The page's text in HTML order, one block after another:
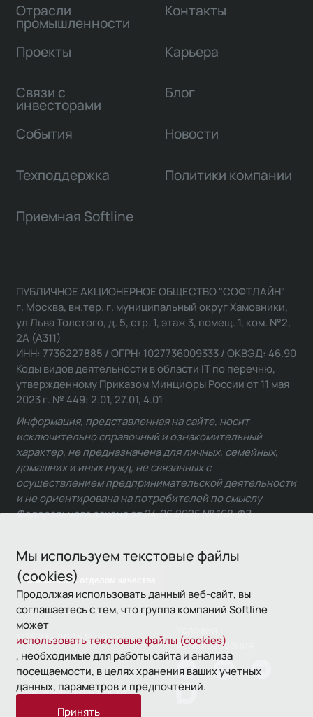
Мы используем текстовые файлы
(cookies)
Продолжая использовать данный веб-сайт, вы
соглашаетесь с тем, что группа компаний Softline
может
использовать текстовые файлы (cookies)
, необходимые для работы сайта и анализа
посещаемости, в целях хранения ваших учетных
данных, параметров и предпочтений.
Принять
Отрасли
промышленности
Проекты
Связи с
инвесторами
Контакты
Карьера
Блог
События Новости
Техподдержка Политики компании
Приемная Softline
Связаться с отделом качества
ПУБЛИЧНОЕ АКЦИОНЕРНОЕ ОБЩЕСТВО "СОФТЛАЙН"
г. Москва, вн.тер. г. муниципальный округ Хамовники,
ул Льва Толстого, д. 5, стр. 1, этаж 3, помещ. 1, ком. №2,
2А (А311)
ИНН: 7736227885 / ОГРН: 1027736009333 / ОКВЭД: 46.90
Коды видов деятельности в области IT по перечню,
утвержденному Приказом Минцифры России от 11 мая
2023 г. № 449: 2.01, 27.01, 4.01
Информация, представленная на сайте, носит
исключительно справочный и ознакомительный
характер, не предназначена для личных, семейных,
домашних и иных нужд, не связанных с
осуществлением предпринимательской деятельности
и не ориентирована на потребителей по смыслу
Федерального закона от 24.06.2025 № 168-ФЗ.
© 1993—2026 Softline
использования
Политика
конфиденциальности